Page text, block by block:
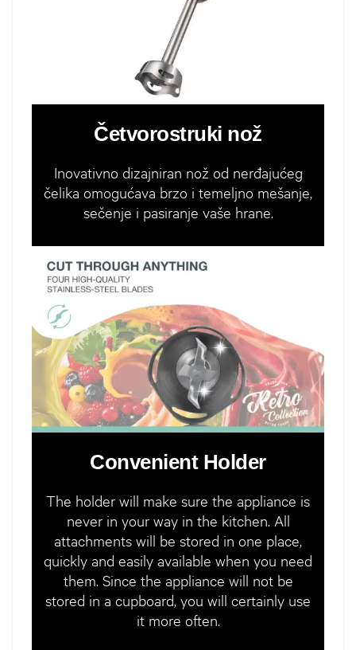
Četvorostruki nož
Inovativno dizajniran nož od nerđajućeg
čelika omogućava brzo i temeljno mešanje,
sečenje i pasiranje vaše hrane.
Convenient Holder
The holder will make sure the appliance is
never in your way in the kitchen. All
attachments will be stored in one place,
quickly and easily available when you need
them. Since the appliance will not be
stored in a cupboard, you will certainly use
it more often.